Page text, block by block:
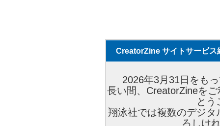
CreatorZine サイトサービス
2026年3月31日をも
長い間、CreatorZineを
とう
翔泳社では複数のデジ
ろしけ